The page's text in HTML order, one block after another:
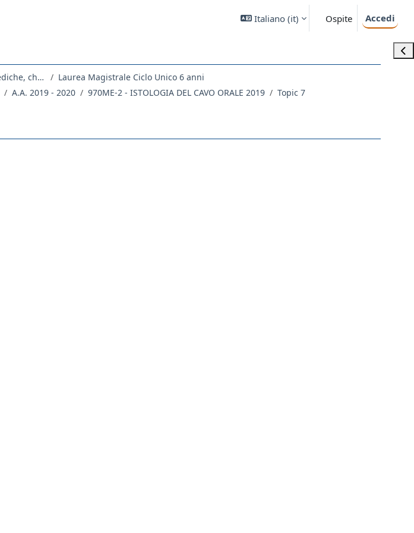
Italiano ‎(it)‎ Ospite Accedi
Dipartimento Universitario Clinico di Scienze mediche, chirurgiche e della salute
Laurea Magistrale Ciclo Unico 6 anni
A.A. 2019 - 2020 970ME-2 - ISTOLOGIA DEL CAVO ORALE 2019 Topic 7